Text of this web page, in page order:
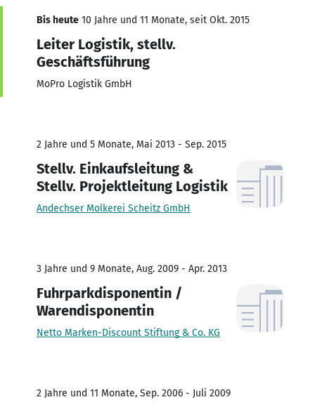
Bis heute 10 Jahre und 11 Monate, seit Okt. 2015
Leiter Logistik, stellv.
Geschäftsführung
MoPro Logistik GmbH
2 Jahre und 5 Monate, Mai 2013 - Sep. 2015
Stellv. Einkaufsleitung &
Stellv. Projektleitung Logistik
Andechser Molkerei Scheitz GmbH
3 Jahre und 9 Monate, Aug. 2009 - Apr. 2013
Fuhrparkdisponentin /
Warendisponentin
Netto Marken-Discount Stiftung & Co. KG
2 Jahre und 11 Monate, Sep. 2006 - Juli 2009